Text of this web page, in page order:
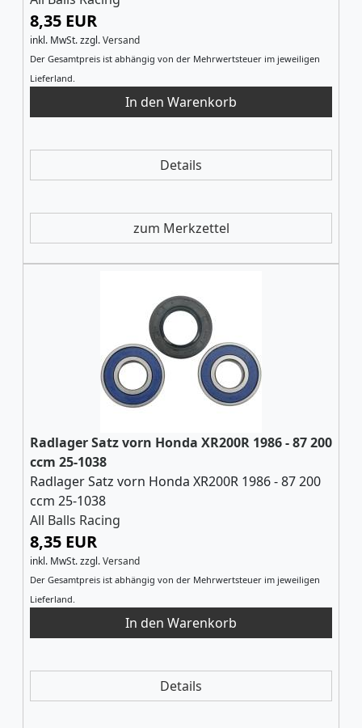
8,35 EUR
inkl. MwSt.zzgl.Versand
Der Gesamtpreis ist abhängig von der Mehrwertsteuer im jeweiligen
Lieferland.
Details
zum Merkzettel
Radlager Satz vorn Honda XR200R 1986 - 87 200
ccm 25-1038
Radlager Satz vorn Honda XR200R 1986 - 87 200
ccm 25-1038
All Balls Racing
8,35 EUR
inkl. MwSt.zzgl.Versand
Der Gesamtpreis ist abhängig von der Mehrwertsteuer im jeweiligen
Lieferland.
Details